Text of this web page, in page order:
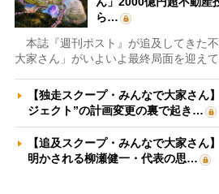
ら…
本誌『週刊ポスト』が追及してきた
大家さん」がいよいよ最終局面を迎え
【独走スクープ・みんなで大家さん
ジェクト”の計画変更の裏で起き…
【追及スクープ・みんなで大家さん
明かされる柳瀬健一・代表の思…